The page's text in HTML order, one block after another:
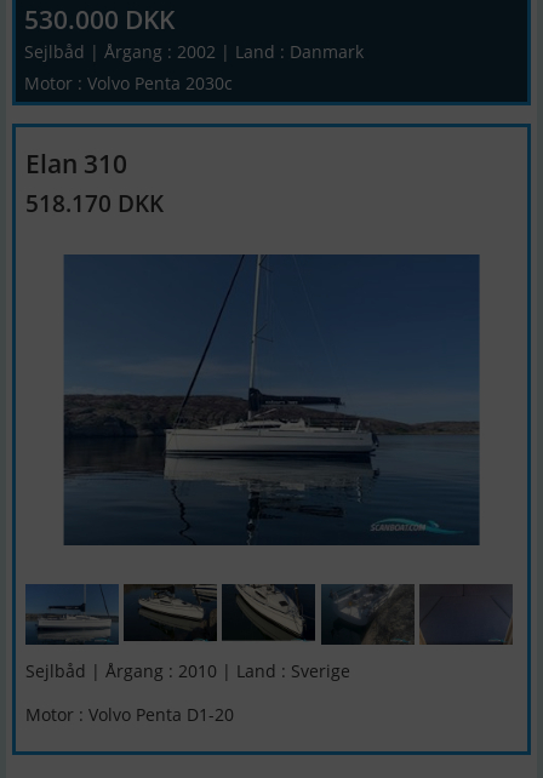
530.000 DKK
Sejlbåd | Årgang : 2002 | Land : Danmark
Motor : Volvo Penta 2030c
Elan 310
518.170 DKK
Sejlbåd | Årgang : 2010 | Land : Sverige
Motor : Volvo Penta D1-20